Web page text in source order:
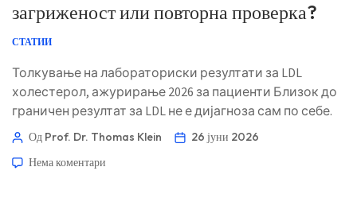
загриженост или повторна проверка?
СТАТИИ
Толкување на лабораториски резултати за LDL
холестерол, ажурирање 2026 за пациенти Близок до
граничен резултат за LDL не е дијагноза сам по себе.
Одлуката дали да се загрижите, да се повтори
вкупниот ризик за срце, повторливоста,
Од Prof. Dr. Thomas Klein
26 јуни 2026
Нема коментари